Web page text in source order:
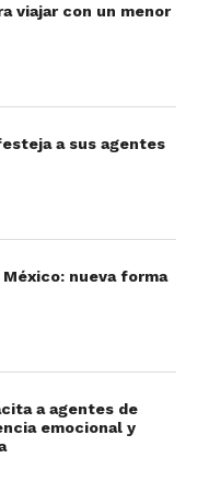
viajar con un menor
a sus agentes
nueva forma
a agentes de
emocional y